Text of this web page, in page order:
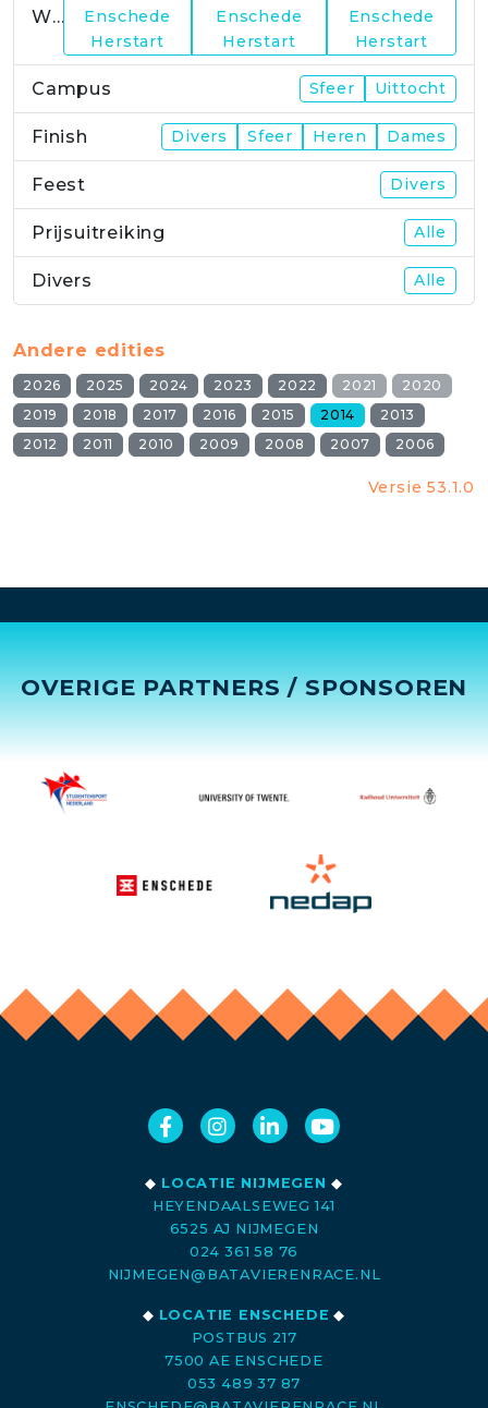
WP23
Enschede
Herstart
Enschede
Herstart
Enschede
Herstart
Campus Sfeer Uittocht
Finish Divers Sfeer Heren Dames
Feest Divers
Prijsuitreiking Alle
Divers Alle
Andere edities
2026 2025 2024 2023 2022 2021
2020
2019
2018 2017 2016 2015 2014
2013
2012
2011 2010 2009 2008 2007 2006
Versie 53.1.0
OVERIGE PARTNERS / SPONSOREN
◆ LOCATIE NIJMEGEN ◆
HEYENDAALSEWEG 141
6525 AJ NIJMEGEN
024 361 58 76
NIJMEGEN@BATAVIERENRACE.NL
◆ LOCATIE ENSCHEDE ◆
POSTBUS 217
7500 AE ENSCHEDE
053 489 37 87